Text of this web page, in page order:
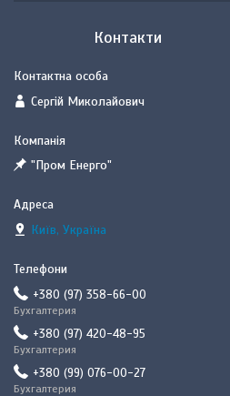
Контакти
Сергій Миколайович
"Пром Енерго"
Київ, Україна
+380 (97) 358-66-00
Бухгалтерия
+380 (97) 420-48-95
Бухгалтерия
+380 (99) 076-00-27
Бухгалтерия